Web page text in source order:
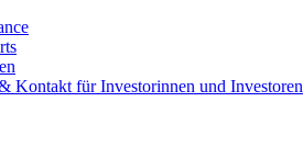
Kontakt für Investorinnen und Investoren